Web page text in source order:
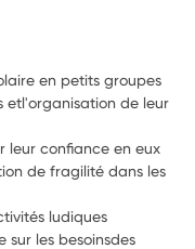
en petits groupes
etl'organisation de leur
leur confiance en eux
de fragilité dans les
ludiques
les besoinsdes